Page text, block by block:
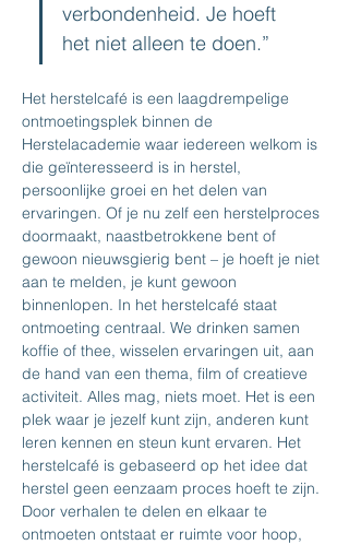
verbondenheid. Je hoeft
het niet alleen te doen.”
Het herstelcafé is een laagdrempelige
ontmoetingsplek binnen de
Herstelacademie waar iedereen welkom is
die geïnteresseerd is in herstel,
persoonlijke groei en het delen van
ervaringen. Of je nu zelf een herstelproces
doormaakt, naastbetrokkene bent of
gewoon nieuwsgierig bent – je hoeft je niet
aan te melden, je kunt gewoon
binnenlopen. In het herstelcafé staat
ontmoeting centraal. We drinken samen
koffie of thee, wisselen ervaringen uit, aan
de hand van een thema, film of creatieve
activiteit. Alles mag, niets moet. Het is een
plek waar je jezelf kunt zijn, anderen kunt
leren kennen en steun kunt ervaren. Het
herstelcafé is gebaseerd op het idee dat
herstel geen eenzaam proces hoeft te zijn.
Door verhalen te delen en elkaar te
ontmoeten ontstaat er ruimte voor hoop,